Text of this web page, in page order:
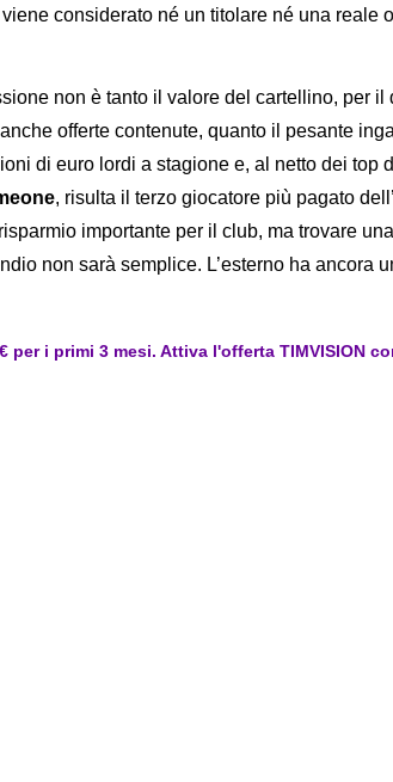
considerato né un titolare né una reale
non è tanto il valore del cartellino, per il
offerte contenute, quanto il pesante
di euro lordi a stagione e, al netto dei top
, risulta il terzo giocatore più pagato
importante per il club, ma trovare
non sarà semplice. L’esterno ha ancora
per i primi 3 mesi. Attiva l'offerta TIMVISION